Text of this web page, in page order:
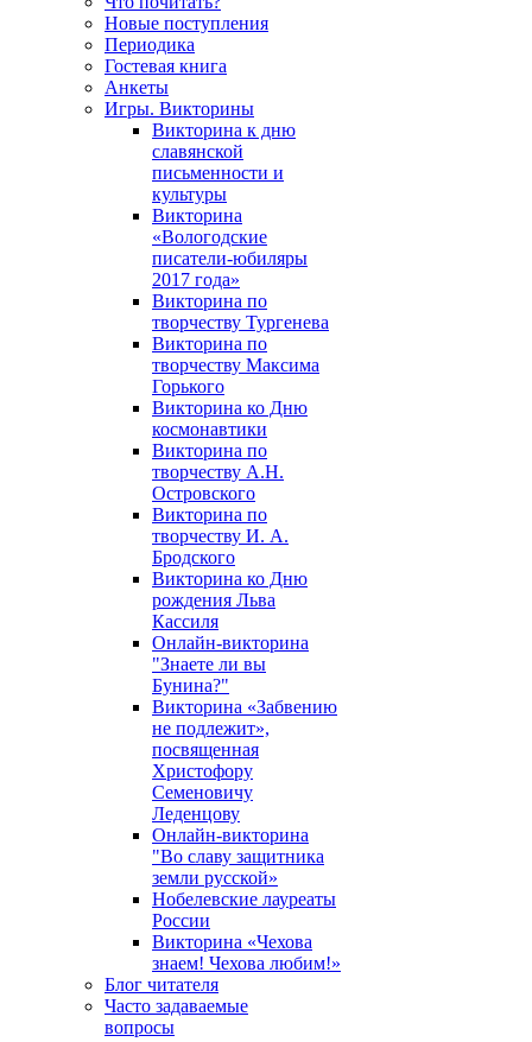
Новые поступления
Периодика
Гостевая книга
Анкеты
Игры. Викторины
Викторина к дню
славянской
письменности и
культуры
Викторина
«Вологодские
писатели-юбиляры
2017 года»
Викторина по
творчеству Тургенева
Викторина по
творчеству Максима
Горького
Викторина ко Дню
космонавтики
Викторина по
творчеству А.Н.
Островского
Викторина по
творчеству И. А.
Бродского
Викторина ко Дню
рождения Льва
Кассиля
Онлайн-викторина
"Знаете ли вы
Бунина?"
Викторина «Забвению
не подлежит»,
посвященная
Христофору
Семеновичу
Леденцову
Онлайн-викторина
"Во славу защитника
земли русской»
Нобелевские лауреаты
России
Викторина «Чехова
знаем! Чехова любим!»
Блог читателя
Часто задаваемые
вопросы